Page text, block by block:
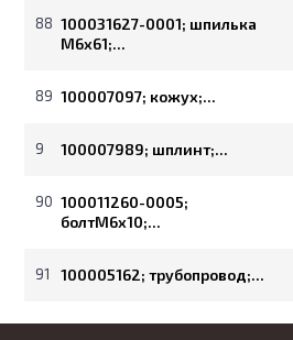
88 100031627-0001; шпилька
М6х61;...
89 100007097; кожух;...
9 100007989; шплинт;...
90 100011260-0005;
болтМ6х10;...
91 100005162; трубопровод;...